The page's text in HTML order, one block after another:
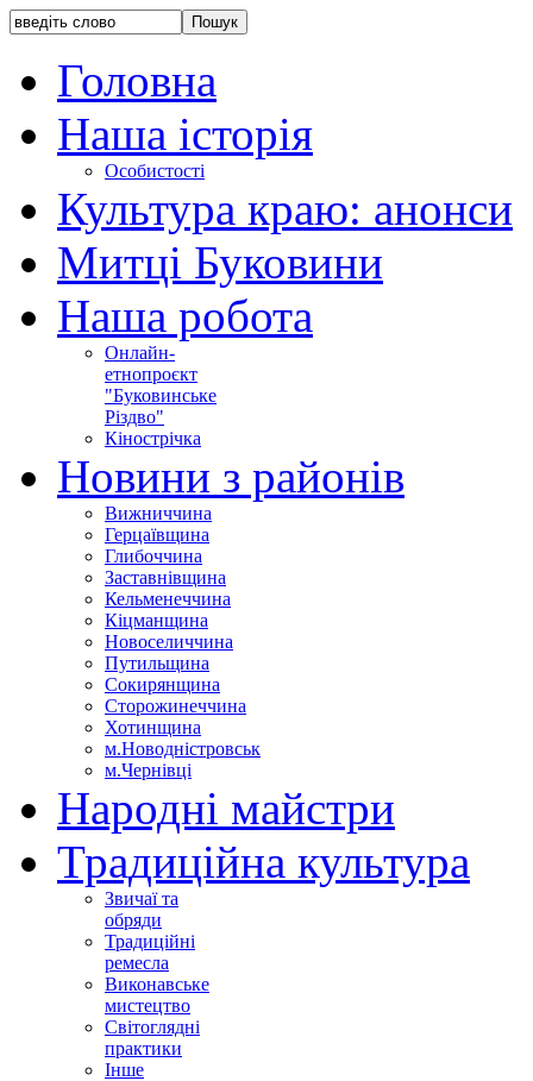
Головна
Наша історія
Особистості
Культура краю: анонси
Митці Буковини
Наша робота
Онлайн-
етнопроєкт
"Буковинське
Різдво"
Кінострічка
Новини з районів
Вижниччина
Герцаївщина
Глибоччина
Заставнівщина
Кельменеччина
Кіцманщина
Новоселиччина
Путильщина
Сокирянщина
Сторожинеччина
Хотинщина
м.Новодністровськ
м.Чернівці
Народні майстри
Традиційна культура
Звичаї та
обряди
Традиційні
ремесла
Виконавське
мистецтво
Світоглядні
практики
Інше